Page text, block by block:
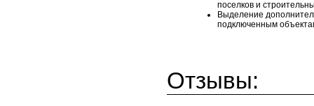
поселков и
Выделение
подключенным
Отзывы: